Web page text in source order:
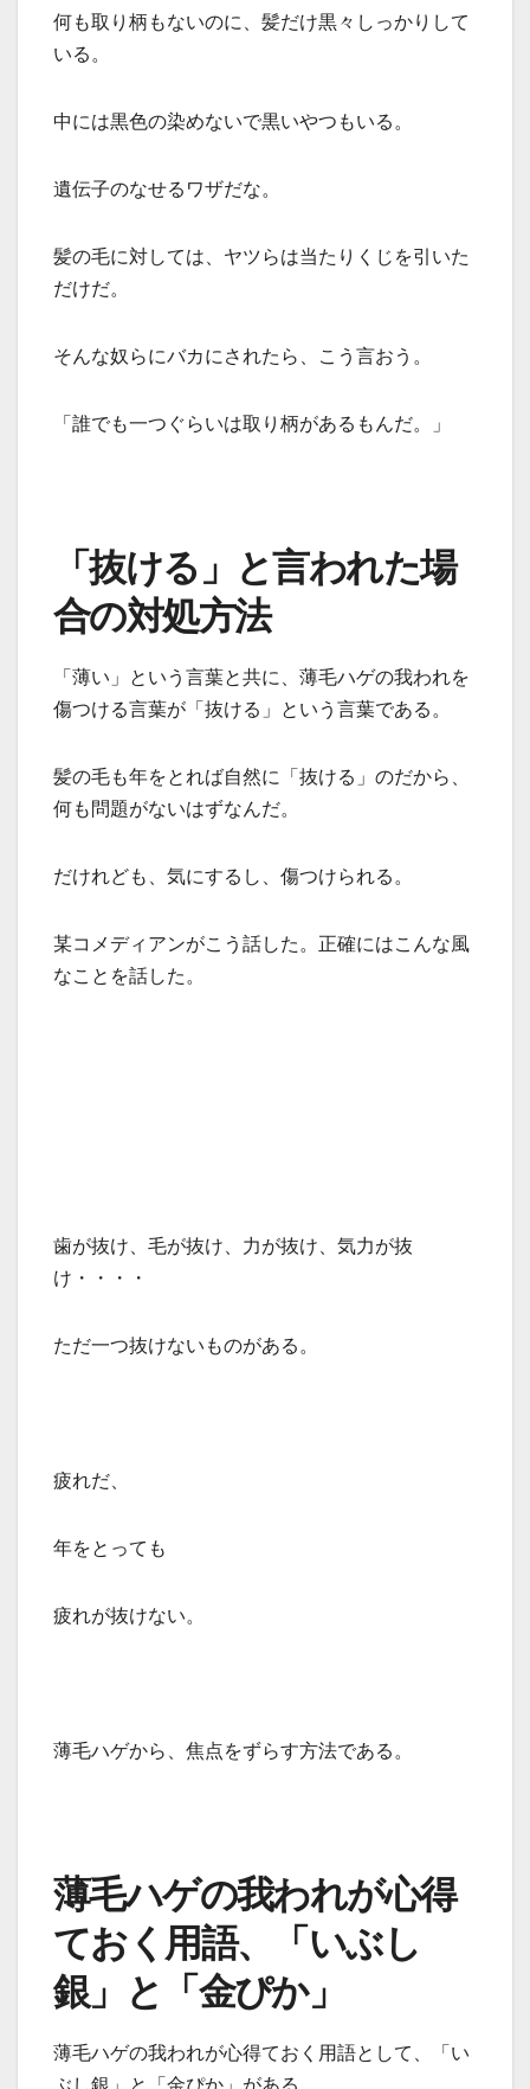
何も取り柄もないのに、髪だけ黒々しっかりして
いる。
中には黒色の染めないで黒いやつもいる。
遺伝子のなせるワザだな。
髪の毛に対しては、ヤツらは当たりくじを引いた
だけだ。
そんな奴らにバカにされたら、こう言おう。
「誰でも一つぐらいは取り柄があるもんだ。」
「抜ける」と言われた場
合の対処方法
「薄い」という言葉と共に、薄毛ハゲの我われを
傷つける言葉が「抜ける」という言葉である。
髪の毛も年をとれば自然に「抜ける」のだから、
何も問題がないはずなんだ。
だけれども、気にするし、傷つけられる。
某コメディアンがこう話した。正確にはこんな風
なことを話した。
歯が抜け、毛が抜け、力が抜け、気力が抜
け・・・・
ただ一つ抜けないものがある。
疲れだ、
年をとっても
疲れが抜けない。
薄毛ハゲから、焦点をずらす方法である。
薄毛ハゲの我われが心得
ておく用語、「いぶし
銀」と「金ぴか」
薄毛ハゲの我われが心得ておく用語として、「い